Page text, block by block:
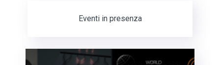
Eventi in presenza